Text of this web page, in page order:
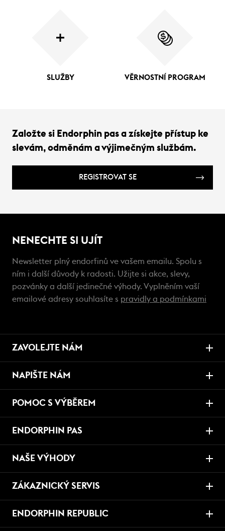
SLUŽBY VĚRNOSTNÍ PROGRAM
Založte si Endorphin pas a získejte přístup ke
slevám, odměnám a výjimečným službám.
REGISTROVAT SE
NENECHTE SI UJÍT
Newsletter plný endorfinů ve vašem emailu. Spolu s
ním i další důvody k radosti. Užijte si akce, slevy,
pozvánky a další jedinečné výhody. Vyplněním vaší
emailové adresy souhlasíte s pravidly a podmínkami
ZAVOLEJTE NÁM
NAPIŠTE NÁM
POMOC S VÝBĚREM
ENDORPHIN PAS
NAŠE VÝHODY
ZÁKAZNICKÝ SERVIS
ENDORPHIN REPUBLIC